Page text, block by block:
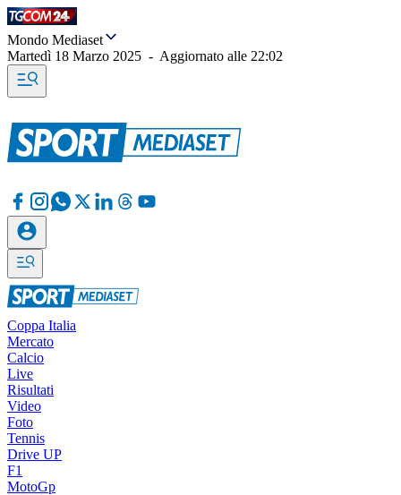
Mondo Mediaset
Martedì 18 Marzo 2025 - Aggiornato alle 22:02
Coppa Italia
Mercato
Calcio
Live
Risultati
Video
Foto
Tennis
Drive UP
F1
MotoGp